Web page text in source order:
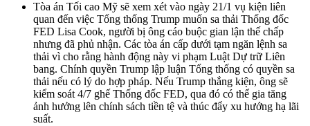
Tòa án Tối cao Mỹ sẽ xem xét vào ngày 21/1 vụ kiện liên
quan đến việc Tổng thống Trump muốn sa thải Thống đốc
FED Lisa Cook, người bị ông cáo buộc gian lận thế chấp
nhưng đã phủ nhận. Các tòa án cấp dưới tạm ngăn lệnh sa
thải vì cho rằng hành động này vi phạm Luật Dự trữ Liên
bang. Chính quyền Trump lập luận Tổng thống có quyền sa
thải nếu có lý do hợp pháp. Nếu Trump thắng kiện, ông sẽ
kiểm soát 4/7 ghế Thống đốc FED, qua đó có thể gia tăng
ảnh hưởng lên chính sách tiền tệ và thúc đẩy xu hướng hạ lãi
suất.